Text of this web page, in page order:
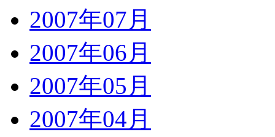
2007年07月
2007年06月
2007年05月
2007年04月